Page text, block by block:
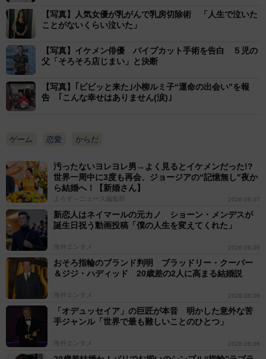
【写真】人気女優が乳がんで乳房切除術 「人生で泣いた
ことがないくらい泣いた」
【写真】イケメン俳優 パイプカット手術を告白 ５児の
父「そろそろ店じまい」と決断
【写真】｢ビビッと来た｣小柳ルミ子“運命の出会い”を報
告 ｢こんな幸せはありません(涙)｣
ゲーム 恋愛 からだ
汚ったないヨレヨレ男→よく見るとイケメンだった!?
世界一周中に3度も再会、ジョージアの“記憶無し"夜か
ら結婚へ！【新婚さん】
よろず～ニュース編集部 2026.08.07
新恋人はネイマールの元カノ ショーン・メンデスが
誕生日祝う動画投稿「僕の人生を変えてくれた」
海外エンタメ 2026.08.06
おそろ指輪のブランド判明 ブラッドリー・クーパー
＆ジジ・ハディッド 20歳差の2人に高まる結婚説
海外エンタメ 2026.08.06
「オデュッセイア」の巨匠が本音 明かした意外な苦
手ジャンル「世界で最も難しいことのひとつ」
海外エンタメ 2026.08.06